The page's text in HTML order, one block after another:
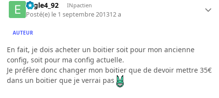
Eagle4_92 INpactien
Posté(e) le 1 septembre 201312 a
AUTEUR
En fait, je dois acheter un boitier soit pour mon ancienne
config, soit pour ma config actuelle.
Je préfère donc changer mon boitier que de devoir mettre 35€
dans un boitier que je verrai pas